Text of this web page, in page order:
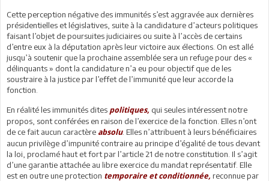
Cette perception négative des immunités s’est aggravée aux dernières
présidentielles et législatives, suite à la candidature d’acteurs politiques
faisant l’objet de poursuites judiciaires ou suite à l’accès de certains
d’entre eux à la députation après leur victoire aux élections. On est allé
jusqu’à soutenir que la prochaine assemblée sera un refuge pour des «
délinquants » dont la candidature n’a eu pour objectif que de les
soustraire à la justice par l’effet de l’immunité que leur accorde la
fonction.
En réalité les immunités dites politiques, qui seules intéressent notre
propos, sont conférées en raison de l’exercice de la fonction. Elles n’ont
de ce fait aucun caractère absolu. Elles n’attribuent à leurs bénéficiaires
aucun privilège d’impunité contraire au principe d’égalité de tous devant
la loi, proclamé haut et fort par l’article 21 de notre constitution. Il s’agit
d’une garantie attachée au libre exercice du mandat représentatif. Elle
est en outre une protection temporaire et conditionnée, reconnue par